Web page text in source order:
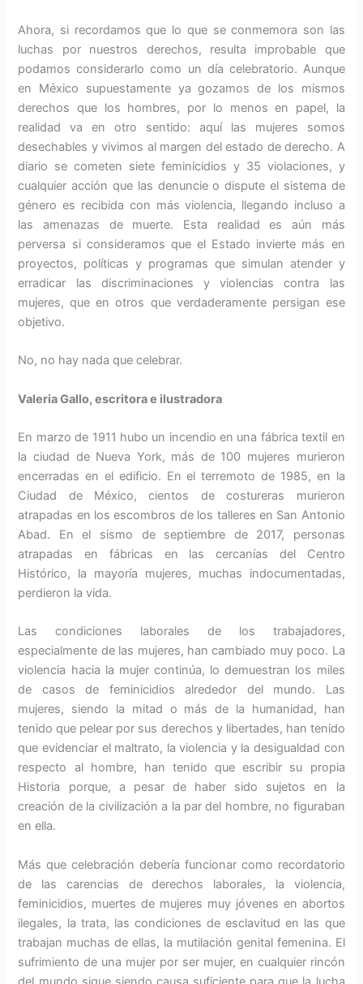
Ahora, si recordamos que lo que se conmemora son las
luchas por nuestros derechos, resulta improbable que
podamos considerarlo como un día celebratorio. Aunque
en México supuestamente ya gozamos de los mismos
derechos que los hombres, por lo menos en papel, la
realidad va en otro sentido: aquí las mujeres somos
desechables y vivimos al margen del estado de derecho. A
diario se cometen siete feminicidios y 35 violaciones, y
cualquier acción que las denuncie o dispute el sistema de
género es recibida con más violencia, llegando incluso a
las amenazas de muerte. Esta realidad es aún más
perversa si consideramos que el Estado invierte más en
proyectos, políticas y programas que simulan atender y
erradicar las discriminaciones y violencias contra las
mujeres, que en otros que verdaderamente persigan ese
objetivo.
No, no hay nada que celebrar.
Valeria Gallo, escritora e ilustradora
En marzo de 1911 hubo un incendio en una fábrica textil en
la ciudad de Nueva York, más de 100 mujeres murieron
encerradas en el edificio. En el terremoto de 1985, en la
Ciudad de México, cientos de costureras murieron
atrapadas en los escombros de los talleres en San Antonio
Abad. En el sismo de septiembre de 2017, personas
atrapadas en fábricas en las cercanías del Centro
Histórico, la mayoría mujeres, muchas indocumentadas,
perdieron la vida.
Las condiciones laborales de los trabajadores,
especialmente de las mujeres, han cambiado muy poco. La
violencia hacia la mujer continúa, lo demuestran los miles
de casos de feminicidios alrededor del mundo. Las
mujeres, siendo la mitad o más de la humanidad, han
tenido que pelear por sus derechos y libertades, han tenido
que evidenciar el maltrato, la violencia y la desigualdad con
respecto al hombre, han tenido que escribir su propia
Historia porque, a pesar de haber sido sujetos en la
creación de la civilización a la par del hombre, no figuraban
en ella.
Más que celebración debería funcionar como recordatorio
de las carencias de derechos laborales, la violencia,
feminicidios, muertes de mujeres muy jóvenes en abortos
ilegales, la trata, las condiciones de esclavitud en las que
trabajan muchas de ellas, la mutilación genital femenina. El
sufrimiento de una mujer por ser mujer, en cualquier rincón